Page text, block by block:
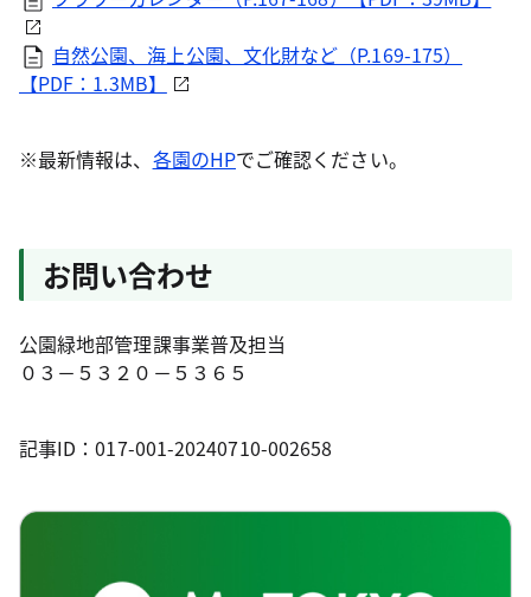
自然公園、海上公園、文化財など（P.169-175）
【PDF：1.3MB】
※最新情報は、 各園のHPでご確認ください。
お問い合わせ
公園緑地部管理課事業普及担当
０３－５３２０－５３６５
記事ID：017-001-20240710-002658